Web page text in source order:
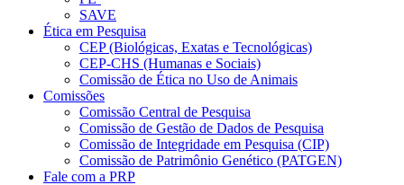
SAVE
Ética em Pesquisa
CEP (Biológicas, Exatas e Tecnológicas)
CEP-CHS (Humanas e Sociais)
Comissão de Ética no Uso de Animais
Comissões
Comissão Central de Pesquisa
Comissão de Gestão de Dados de Pesquisa
Comissão de Integridade em Pesquisa (CIP)
Comissão de Patrimônio Genético (PATGEN)
Fale com a PRP